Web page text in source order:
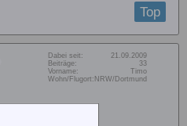
Top
Dabei seit:
21.09.2009
Beiträge:
33
Vorname:
Timo
Wohn/Flugort: NRW/Dortmund